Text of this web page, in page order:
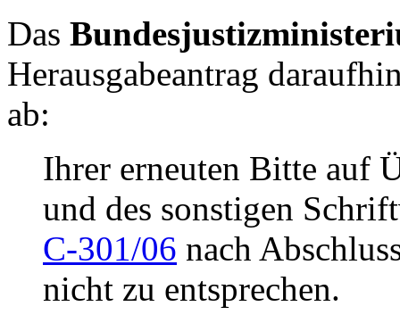
Das
Herausgabeantrag
ab:
Ihrer erneuten Bitte auf
und des sonstigen
C-301/06 nach
nicht zu entsprechen.